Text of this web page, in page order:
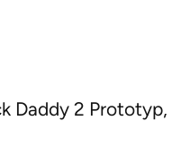
Daddy 2 Prototyp,